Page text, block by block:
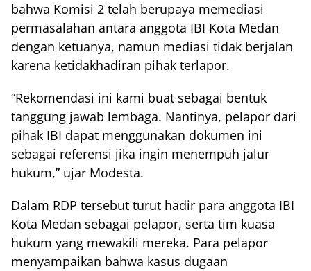
bahwa Komisi 2 telah berupaya memediasi
permasalahan antara anggota IBI Kota Medan
dengan ketuanya, namun mediasi tidak berjalan
karena ketidakhadiran pihak terlapor.
“Rekomendasi ini kami buat sebagai bentuk
tanggung jawab lembaga. Nantinya, pelapor dari
pihak IBI dapat menggunakan dokumen ini
sebagai referensi jika ingin menempuh jalur
hukum,” ujar Modesta.
Dalam RDP tersebut turut hadir para anggota IBI
Kota Medan sebagai pelapor, serta tim kuasa
hukum yang mewakili mereka. Para pelapor
menyampaikan bahwa kasus dugaan